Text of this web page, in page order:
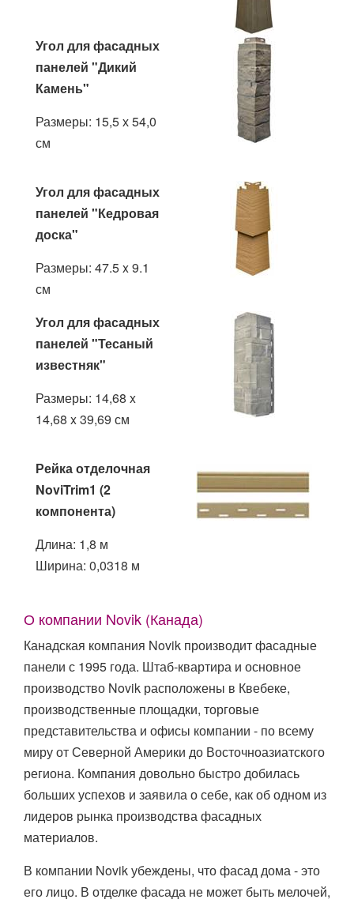
Угол для фасадных
панелей "Дикий
Камень"
Размеры: 15,5 х 54,0
см
Угол для фасадных
панелей "Кедровая
доска"
Размеры: 47.5 x 9.1
см
Угол для фасадных
панелей "Тесаный
известняк"
Размеры: 14,68 x
14,68 x 39,69 см
Рейка отделочная
NoviTrim1 (2
компонента)
Длина: 1,8 м
Ширина: 0,0318 м
О компании Novik (Канада)
Канадская компания Novik производит фасадные
панели с 1995 года. Штаб-квартира и основное
производство Novik расположены в Квебеке,
производственные площадки, торговые
представительства и офисы компании - по всему
миру от Северной Америки до Восточноазиатского
региона. Компания довольно быстро добилась
больших успехов и заявила о себе, как об одном из
лидеров рынка производства фасадных
материалов.
В компании Novik убеждены, что фасад дома - это
его лицо. В отделке фасада не может быть мелочей,